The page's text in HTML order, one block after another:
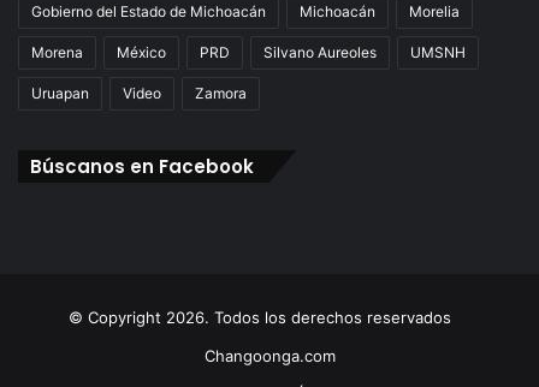
Gobierno del Estado de Michoacán Michoacán Morelia
Morena México PRD Silvano Aureoles UMSNH
Uruapan Video Zamora
Búscanos en Facebook
© Copyright 2026. Todos los derechos reservados
Changoonga.com